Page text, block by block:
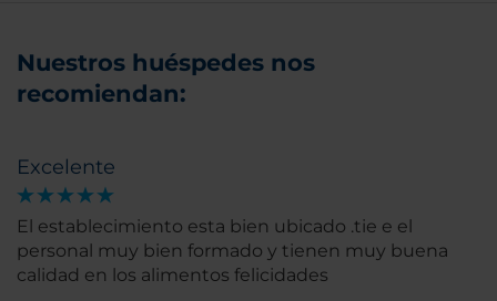
Nuestros huéspedes nos
recomiendan:
Excelente
El establecimiento esta bien ubicado .tie e el
personal muy bien formado y tienen muy buena
calidad en los alimentos felicidades